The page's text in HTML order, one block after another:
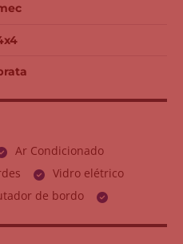
Ar Condicionado
Vidro elétrico
de bordo